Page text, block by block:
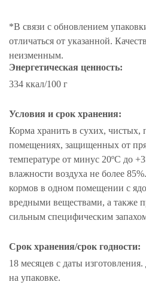
*В связи с обновлением
отличаться от указанной.
неизменным.
Энергетическая ценность:
334 ккал/100 г
Условия и срок хранения:
Корма хранить в сухих, чистых,
помещениях, защищенных от
температуре от минус 20ºС до
влажности воздуха не более
кормов в одном помещении с
вредными веществами, а также
сильным специфическим
Срок хранения/срок годности:
18 месяцев с даты
на упаковке.